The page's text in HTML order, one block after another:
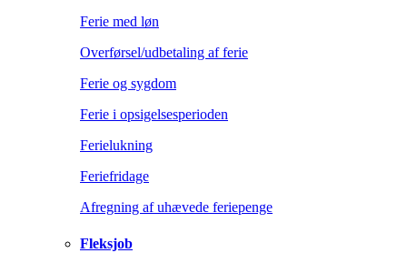
Ferie med løn
Overførsel/udbetaling af ferie
Ferie og sygdom
Ferie i opsigelsesperioden
Ferielukning
Feriefridage
Afregning af uhævede feriepenge
Fleksjob